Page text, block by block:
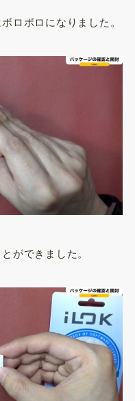
ロボロになりました。
ができました。